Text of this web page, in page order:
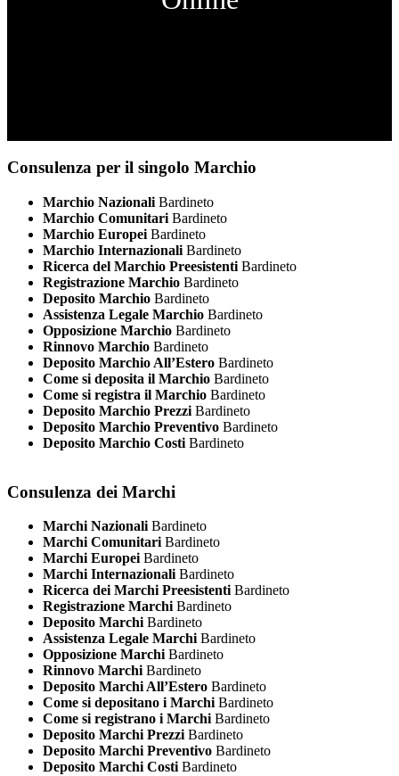
Consulenza per il singolo Marchio
Marchio Nazionali Bardineto
Marchio Comunitari Bardineto
Marchio Europei Bardineto
Marchio Internazionali Bardineto
Ricerca del Marchio Preesistenti Bardineto
Registrazione Marchio Bardineto
Deposito Marchio Bardineto
Assistenza Legale Marchio Bardineto
Opposizione Marchio Bardineto
Rinnovo Marchio Bardineto
Deposito Marchio All’Estero Bardineto
Come si deposita il Marchio Bardineto
Come si registra il Marchio Bardineto
Deposito Marchio Prezzi Bardineto
Deposito Marchio Preventivo Bardineto
Deposito Marchio Costi Bardineto
Consulenza dei Marchi
Marchi Nazionali Bardineto
Marchi Comunitari Bardineto
Marchi Europei Bardineto
Marchi Internazionali Bardineto
Ricerca dei Marchi Preesistenti Bardineto
Registrazione Marchi Bardineto
Deposito Marchi Bardineto
Assistenza Legale Marchi Bardineto
Opposizione Marchi Bardineto
Rinnovo Marchi Bardineto
Deposito Marchi All’Estero Bardineto
Come si depositano i Marchi Bardineto
Come si registrano i Marchi Bardineto
Deposito Marchi Prezzi Bardineto
Deposito Marchi Preventivo Bardineto
Deposito Marchi Costi Bardineto